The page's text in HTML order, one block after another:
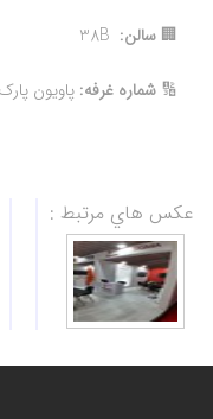
🏢 سالن:
🔢 شماره غرفه: پاویون
عكس هاي مرتبط :